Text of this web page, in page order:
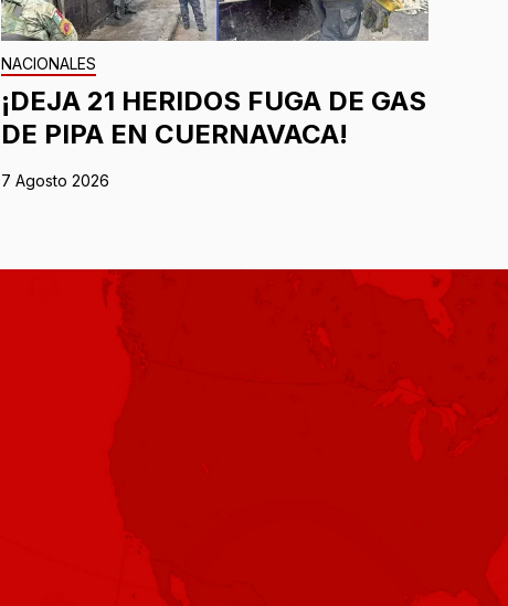
NACIONALES
¡DEJA 21 HERIDOS FUGA DE GAS
DE PIPA EN CUERNAVACA!
7 Agosto 2026